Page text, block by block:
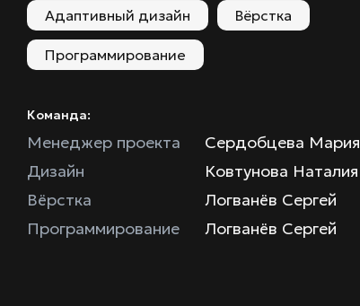
Адаптивный дизайн Вёрстка
Программирование
Команда:
Менеджер проекта
Сердобцева Мария
Дизайн
Ковтунова Наталия
Вёрстка
Логванёв Сергей
Программирование
Логванёв Сергей